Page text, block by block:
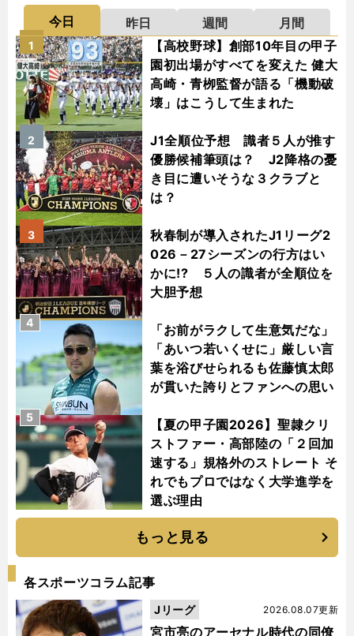
今日 昨日 週間
月間
【高校野球】創部10年目の甲子
園初出場がすべてを変えた 健大
高崎・青栁監督が語る「機動破
壊」はこうして生まれた
1
J1全順位予想 識者５人が推す
優勝候補筆頭は？ J2降格の憂
き目に遭いそうな３クラブと
は？
2
秋春制が導入されたJ1リーグ2
026－27シーズンの行方はい
かに!? ５人の識者が全順位を
大胆予想
3
「お前がラクして生意気だな」
「あいつ若いくせに」厳しい言
葉を浴びせられるも佐藤慎太郎
が貫いた誇りとファンへの思い
4
【夏の甲子園2026】聖隷クリ
ストファー・高部陸の「２回加
速する」規格外のストレート そ
れでもプロではなく大学進学を
選ぶ理由
5
もっと見る
各スポーツコラム記事
宮市亮のアーセナル時代の同僚
2026.08.07更新
Jリーグ